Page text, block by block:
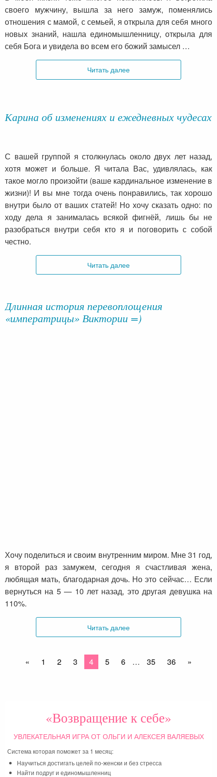
своего мужчину, вышла за него замуж, поменялись
отношения с мамой, с семьей, я открыла для себя много
новых знаний, нашла единомышленницу, открыла для
себя Бога и увидела во всем его божий замысел …
Читать далее
Карина об изменениях и ежедневных чудесах
С вашей группой я столкнулась около двух лет назад,
хотя может и больше. Я читала Вас, удивлялась, как
такое могло произойти (ваше кардинальное изменение в
жизни)! И вы мне тогда очень понравились, так хорошо
внутри было от ваших статей! Но хочу сказать одно: по
ходу дела я занималась всякой фигнёй, лишь бы не
разобраться внутри себя кто я и поговорить с собой
честно.
Читать далее
Длинная история перевоплощения
«императрицы» Виктории =)
Хочу поделиться и своим внутренним миром. Мне 31 год,
я второй раз замужем, сегодня я счастливая жена,
любящая мать, благодарная дочь. Но это сейчас… Если
вернуться на 5 — 10 лет назад, это другая девушка на
110%.
Читать далее
« 1 2 3 4 5 6 … 35 36 »
«Возвращение к себе»
УВЛЕКАТЕЛЬНАЯ ИГРАОТ ОЛЬГИ И АЛЕКСЕЯ ВАЛЯЕВЫХ
Система которая поможет за 1 месяц:
Научиться достигать целей по-женски и без стресса
Найти подруг и единомышленниц